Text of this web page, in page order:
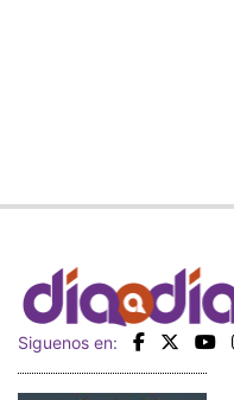
Siguenos en: